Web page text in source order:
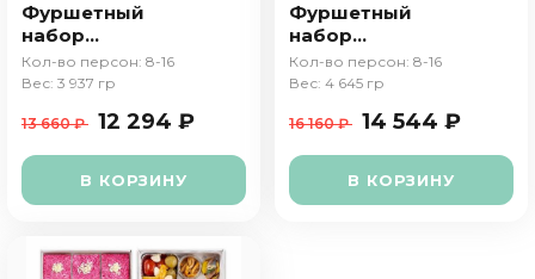
Фуршетный
набор
"Вечеринка"
Кол-во персон: 8-16
Вес: 3 937 гр
13 660 ₽ 12 294 ₽
В КОРЗИНУ
Фуршетный
набор
"Итальянская
вечеринка"
Кол-во персон: 8-16
Вес: 4 645 гр
16 160 ₽ 14 544 ₽
В КОРЗИНУ